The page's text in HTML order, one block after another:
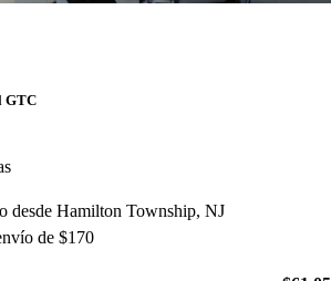
GTC
desde Hamilton Township, NJ
de $170